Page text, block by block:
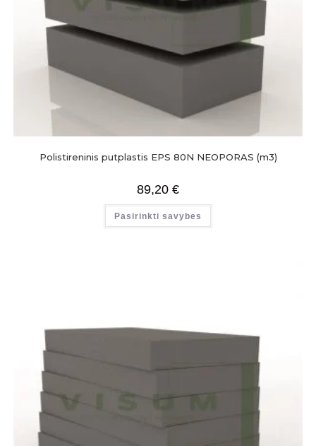
Polistireninis putplastis EPS 80N NEOPORAS (m3)
89,20 €
Pasirinkti savybes